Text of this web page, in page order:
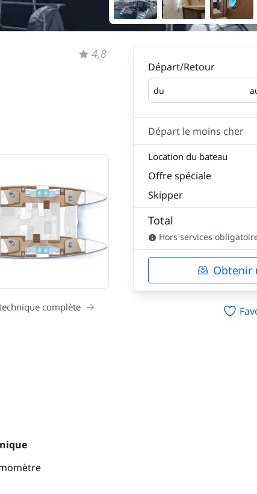
4,8
complète
Départ/Retour
du
Départ
Départ le moins cher
Location du bateau
Offre spéciale
Skipper
Total
Hors services
Obtenir